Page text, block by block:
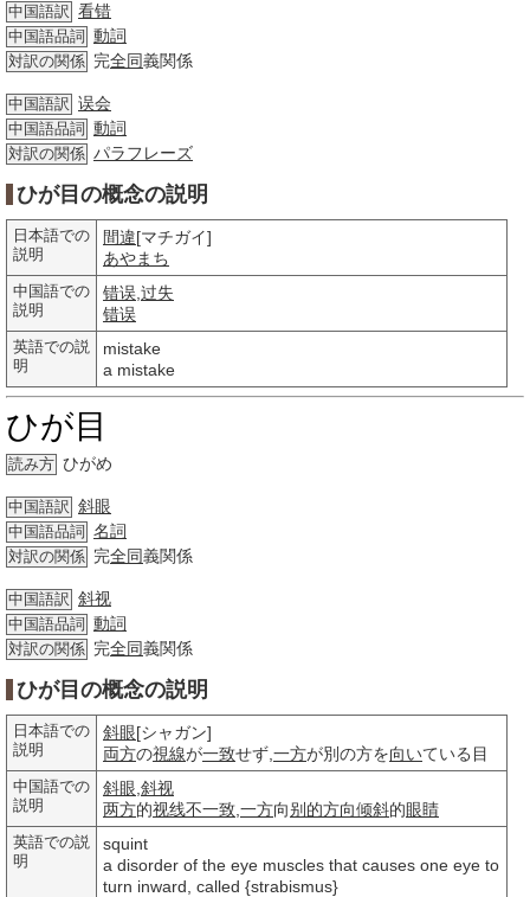
中国語訳 看错
中国語品詞 動詞
対訳の関係 完全同義関係
中国語訳 误会
中国語品詞 動詞
対訳の関係 パラフレーズ
ひが目の概念の説明
日本語での
説明
間違[マチガイ]
あやまち
中国語での
説明
错误 过失
错误
英語での説
明
mistake
a mistake
ひが目
読み方 ひがめ
中国語訳 斜眼
中国語品詞 名詞
対訳の関係 完全同義関係
中国語訳 斜视
中国語品詞 動詞
対訳の関係 完全同義関係
ひが目の概念の説明
日本語での
説明
斜眼[シャガン]
両方の視線が一致せず, 一方が別の方を向いている目
中国語での
説明
斜眼 斜视
两方的视线不一致 一方向别的方向倾斜的眼睛
英語での説
明
squint
a disorder of the eye muscles that causes one eye to
turn inward, called {strabismus}